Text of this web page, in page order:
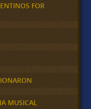
FOR
MUSICAL